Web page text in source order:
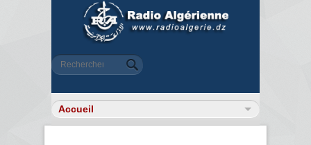
Formulaire de recherche
Rechercher